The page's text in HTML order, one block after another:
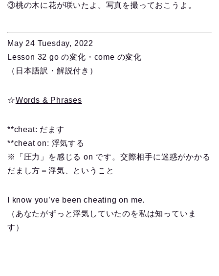
③桃の木に花が咲いたよ。写真を撮っておこうよ。
May 24 Tuesday, 2022
Lesson 32 go の変化・come の変化
（日本語訳・解説付き）
☆Words & Phrases
**cheat: だます
**cheat on: 浮気する
※「圧力」を感じる on です。 交際相手に迷惑がかかる
だまし方＝浮気、ということ
I know you’ve been cheating on me.
（あなたがずっと浮気していたのを私は知っていま
す）